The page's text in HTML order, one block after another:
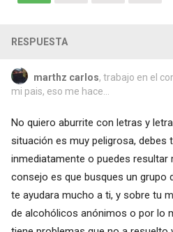
RESPUESTA
marthz carlos, trabajo en el
mi pais, eso me hace...
No quiero aburrite con letras y
situación es muy peligrosa, debes
inmediatamente o puedes resultar
consejo es que busques un grupo
te ayudara mucho a ti, y sobre tu
de alcohólicos anónimos o por lo